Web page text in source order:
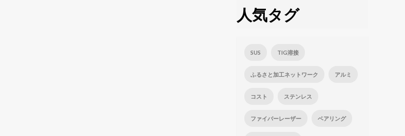
人気タグ
SUS TIG溶接
ふるさと加工ネットワーク アルミ
コスト ステンレス
ファイバーレーザー ベアリング